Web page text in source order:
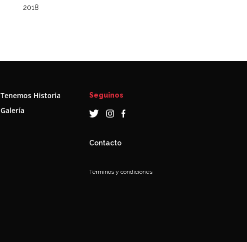
2018
Tenemos Historia
Galería
Seguinos
Contacto
Términos y condiciones